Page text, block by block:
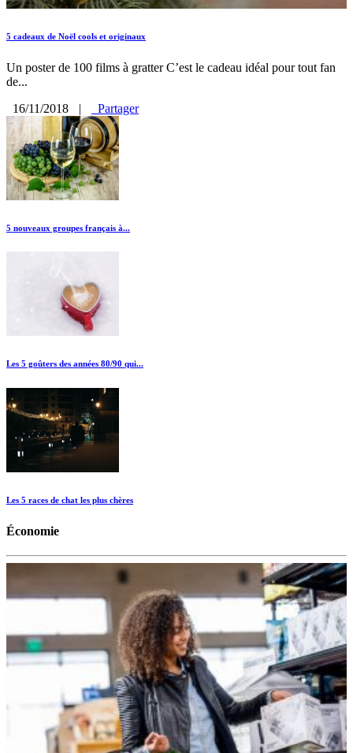
5 cadeaux de Noël cools et originaux
Un poster de 100 films à gratter C’est le cadeau idéal pour tout fan
de...
16/11/2018
| Partager
5 nouveaux groupes français à...
Les 5 goûters des années 80/90 qui...
Les 5 races de chat les plus chères
Économie